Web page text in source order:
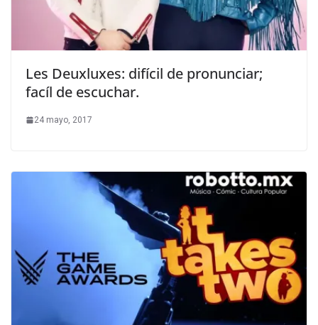
Les Deuxluxes: difícil de pronunciar;
facíl de escuchar.
24 mayo, 2017